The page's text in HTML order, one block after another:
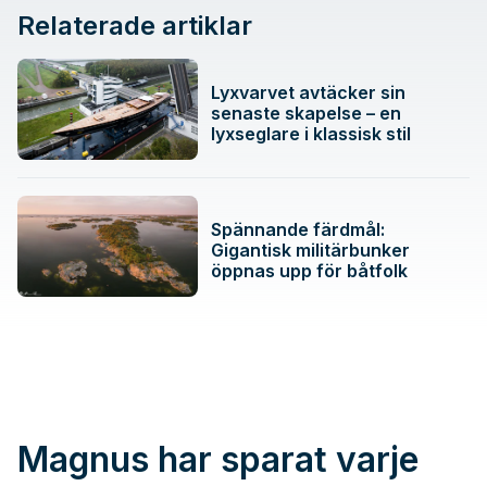
Relaterade artiklar
Lyxvarvet avtäcker sin
senaste skapelse – en
lyxseglare i klassisk stil
Spännande färdmål:
Gigantisk militärbunker
öppnas upp för båtfolk
Magnus har sparat varje